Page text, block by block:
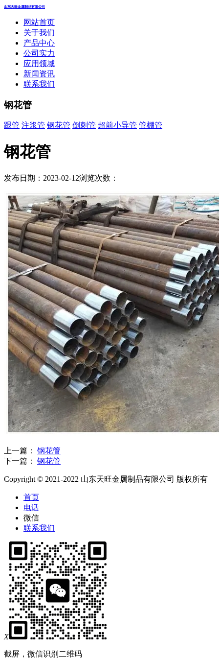
山东天旺金属制品有限公司
网站首页
关于我们
产品中心
公司实力
应用领域
新闻资讯
联系我们
钢花管
跟管 注浆管 钢花管 倒刺管 超前小导管 管棚管
钢花管
发布日期：2023-02-12浏览次数：
上一篇： 钢花管
下一篇： 钢花管
Copyright © 2021-2022 山东天旺金属制品有限公司 版权所有
首页
电话
微信
联系我们
X
截屏，微信识别二维码